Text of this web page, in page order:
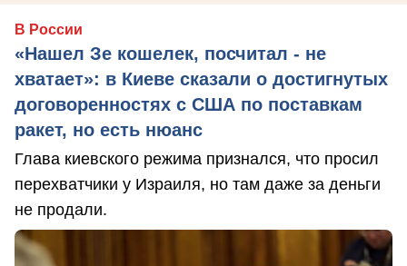
В России
«Нашел Зе кошелек, посчитал - не
хватает»: в Киеве сказали о достигнутых
договоренностях с США по поставкам
ракет, но есть нюанс
Глава киевского режима признался, что просил
перехватчики у Израиля, но там даже за деньги
не продали.